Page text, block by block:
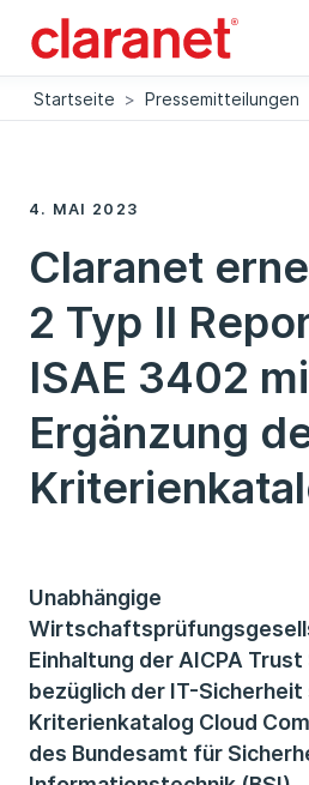
Startseite > Pressemitteilungen
4. MAI 2023
Claranet
2 Typ II
ISAE 3402
Ergänzung
Unabhängige
Einhaltung der AICPA
bezüglich der IT-
Kriterienkatalog Cloud
des Bundesamt für